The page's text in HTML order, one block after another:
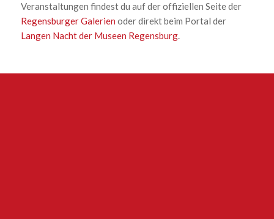
Veranstaltungen findest du auf der offiziellen Seite der
Regensburger Galerien oder direkt beim Portal der
Langen Nacht der Museen Regensburg.